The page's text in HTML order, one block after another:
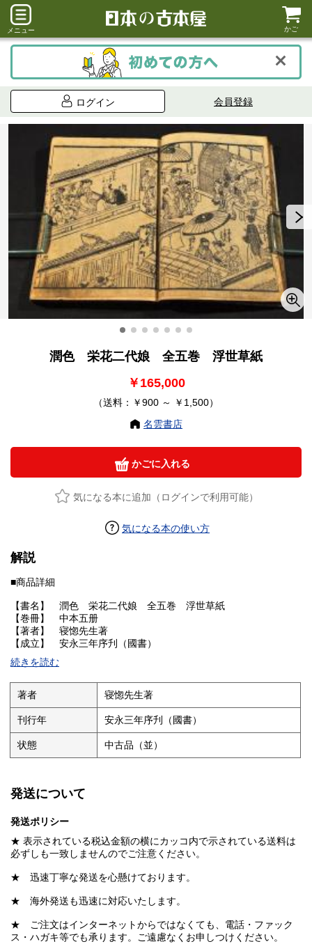
メニュー かご
ログイン 会員登録
潤色 栄花二代娘 全五巻 浮世草紙
￥165,000
（送料：￥900 ～ ￥1,500）
名雲書店
かごに入れる
気になる本に追加（ログインで利用可能）
気になる本の使い方
解説
■商品詳細
【書名】 潤色 栄花二代娘 全五巻 浮世草紙
【巻冊】 中本五册
【著者】 寝惚先生著
【成立】 安永三年序刋（國書）
★ 古改装古裏打
続きを読む
著者 寝惚先生著
刊行年 安永三年序刋（國書）
状態 中古品（並）
発送について
発送ポリシー
★ 表示されている税込金額の横にカッコ内で示されている送料は
必ずしも一致しませんのでご注意ください。
★ 迅速丁寧な発送を心懸けております。
★ 海外発送も迅速に対応いたします。
★ ご注文はインターネットからではなくても、電話・ファック
ス・ハガキ等でも承ります。ご遠慮なくお申しつけください。